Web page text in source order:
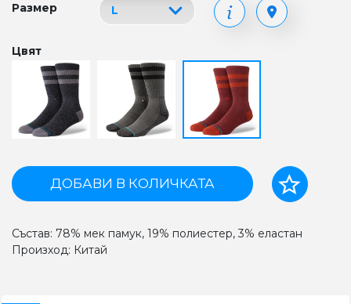
Размер
Цвят
ДОБАВИ В КОЛИЧКАТА
Състав: 78% мек памук, 19% полиестер, 3% еластан
Произход: Китай